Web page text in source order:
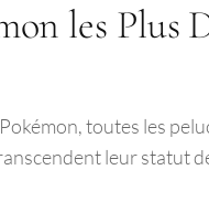
les Plus
toutes les
leur statut